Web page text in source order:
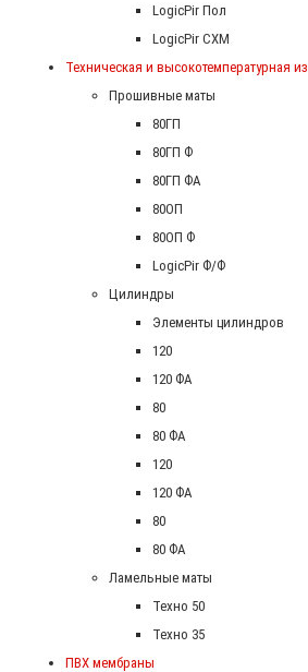
LogicPir Пол
LogicPir СХМ
Техническая и высокотемпературная
Прошивные маты
80ГП
80ГП Ф
80ГП ФА
80ОП
80ОП Ф
LogicPir Ф/Ф
Цилиндры
Элементы цилиндров
120
120 ФА
80
80 ФА
120
120 ФА
80
80 ФА
Ламельные маты
Техно 50
Техно 35
ПВХ мембраны